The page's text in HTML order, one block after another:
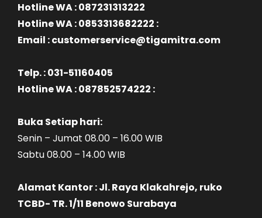
Hotline WA : 087231313222
Hotline WA : 0853313682222 :
Email : customerservice@tigamitra.com
Telp. : 031-51160405
Hotline WA : 087852574222 :
Buka Setiap hari:
Senin – Jumat 08.00 – 16.00 WIB
Sabtu 08.00 – 14.00 WIB
Alamat Kantor : Jl. Raya Klakahrejo, ruko
TCBD- TR. 1/11 Benowo Surabaya